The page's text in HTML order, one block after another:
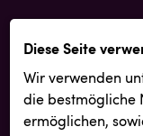
Diese Seite
Wir verwenden
die best­mögliche
ermöglichen,